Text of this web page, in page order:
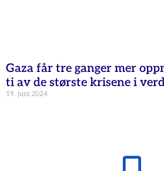
Gaza får tre ganger mer
ti av de største krisene i
19. juni 2024